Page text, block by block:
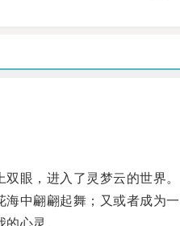
眼，进入了灵梦云的世界。
翩翩起舞；又或者成为一
心灵。